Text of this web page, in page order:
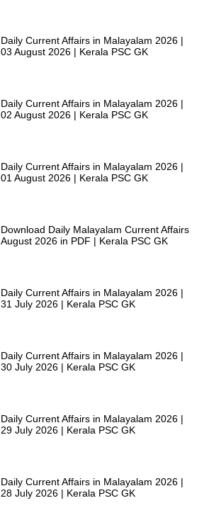
Daily Current Affairs in Malayalam 2026 |
03 August 2026 | Kerala PSC GK
Daily Current Affairs in Malayalam 2026 |
02 August 2026 | Kerala PSC GK
Daily Current Affairs in Malayalam 2026 |
01 August 2026 | Kerala PSC GK
Download Daily Malayalam Current Affairs
August 2026 in PDF | Kerala PSC GK
Daily Current Affairs in Malayalam 2026 |
31 July 2026 | Kerala PSC GK
Daily Current Affairs in Malayalam 2026 |
30 July 2026 | Kerala PSC GK
Daily Current Affairs in Malayalam 2026 |
29 July 2026 | Kerala PSC GK
Daily Current Affairs in Malayalam 2026 |
28 July 2026 | Kerala PSC GK